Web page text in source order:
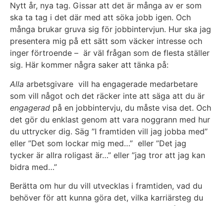
Nytt år, nya tag. Gissar att det är många av er som
ska ta tag i det där med att söka jobb igen. Och
många brukar gruva sig för jobbintervjun. Hur ska jag
presentera mig på ett sätt som väcker intresse och
inger förtroende – är väl frågan som de flesta ställer
sig. Här kommer några saker att tänka på:
Alla arbetsgivare vill ha engagerade medarbetare
som vill något och det räcker inte att säga att du är
engagerad på en jobbintervju, du måste visa det. Och
det gör du enklast genom att vara noggrann med hur
du uttrycker dig. Säg ”I framtiden vill jag jobba med”
eller ”Det som lockar mig med…” eller ”Det jag
tycker är allra roligast är…” eller ”jag tror att jag kan
bidra med…”
Berätta om hur du vill utvecklas i framtiden, vad du
behöver för att kunna göra det, vilka karriärsteg du